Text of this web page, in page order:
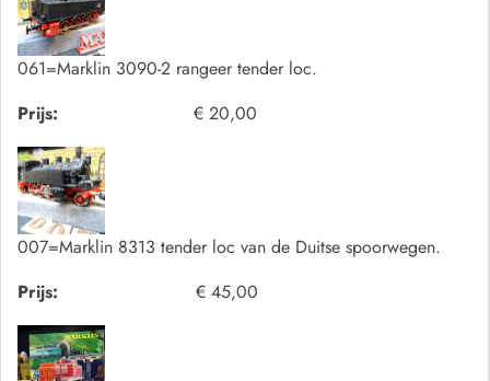
061=Marklin 3090-2 rangeer tender loc.
Prijs:
€ 20,00
007=Marklin 8313 tender loc van de Duitse spoorwegen.
Prijs:
€ 45,00